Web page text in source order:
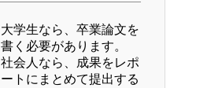
大学生なら、卒業論文を
書く必要があります。
社会人なら、成果をレポ
ートにまとめて提出する